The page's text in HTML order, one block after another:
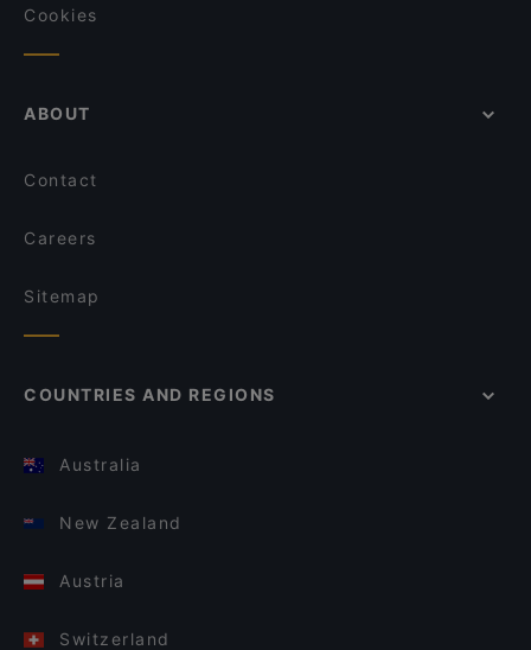
Cookies
ABOUT
Contact
Careers
Sitemap
COUNTRIES AND REGIONS
Australia
New Zealand
Austria
Switzerland